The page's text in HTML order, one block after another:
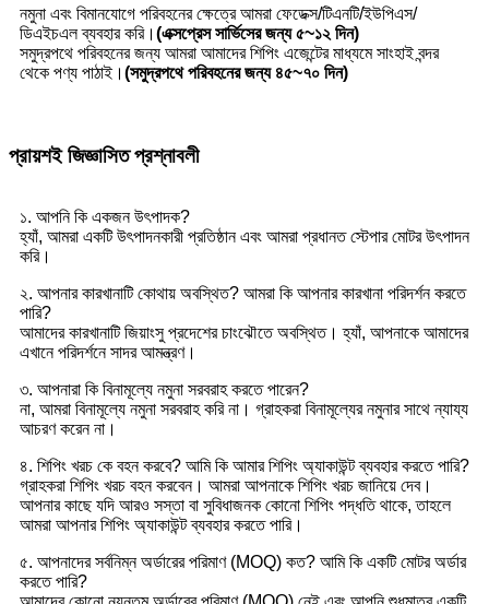
নমুনা এবং বিমানযোগে পরিবহনের ক্ষেত্রে আমরা ফেডেক্স/টিএনটি/ইউপিএস/
ডিএইচএল ব্যবহার করি। (এক্সপ্রেস সার্ভিসের জন্য ৫~১২ দিন)
সমুদ্রপথে পরিবহনের জন্য আমরা আমাদের শিপিং এজেন্টের মাধ্যমে সাংহাই বন্দর
থেকে পণ্য পাঠাই। (সমুদ্রপথে পরিবহনের জন্য ৪৫~৭০ দিন)
প্রায়শই জিজ্ঞাসিত প্রশ্নাবলী
১. আপনি কি একজন উৎপাদক?
হ্যাঁ, আমরা একটি উৎপাদনকারী প্রতিষ্ঠান এবং আমরা প্রধানত স্টেপার মোটর উৎপাদন
করি।
২. আপনার কারখানাটি কোথায় অবস্থিত? আমরা কি আপনার কারখানা পরিদর্শন করতে
পারি?
আমাদের কারখানাটি জিয়াংসু প্রদেশের চাংঝৌতে অবস্থিত। হ্যাঁ, আপনাকে আমাদের
এখানে পরিদর্শনে সাদর আমন্ত্রণ।
৩. আপনারা কি বিনামূল্যে নমুনা সরবরাহ করতে পারেন?
না, আমরা বিনামূল্যে নমুনা সরবরাহ করি না। গ্রাহকরা বিনামূল্যের নমুনার সাথে ন্যায্য
আচরণ করেন না।
৪. শিপিং খরচ কে বহন করবে? আমি কি আমার শিপিং অ্যাকাউন্ট ব্যবহার করতে পারি?
গ্রাহকরা শিপিং খরচ বহন করবেন। আমরা আপনাকে শিপিং খরচ জানিয়ে দেব।
আপনার কাছে যদি আরও সস্তা বা সুবিধাজনক কোনো শিপিং পদ্ধতি থাকে, তাহলে
আমরা আপনার শিপিং অ্যাকাউন্ট ব্যবহার করতে পারি।
৫. আপনাদের সর্বনিম্ন অর্ডারের পরিমাণ (MOQ) কত? আমি কি একটি মোটর অর্ডার
করতে পারি?